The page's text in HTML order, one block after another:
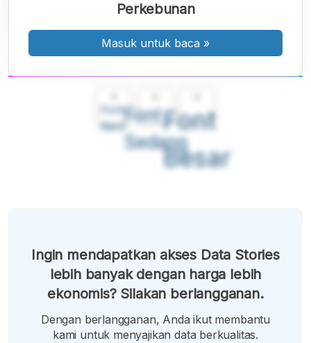
Font
Kecil
Font
Sedang
Font
Besar
Perkebunan
Masuk untuk baca »
Ingin mendapatkan akses Data Stories
lebih banyak dengan harga lebih
ekonomis? Silakan berlangganan.
Dengan berlangganan, Anda ikut membantu
kami untuk menyajikan data berkualitas.